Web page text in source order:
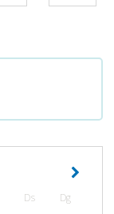
Ds
Dg